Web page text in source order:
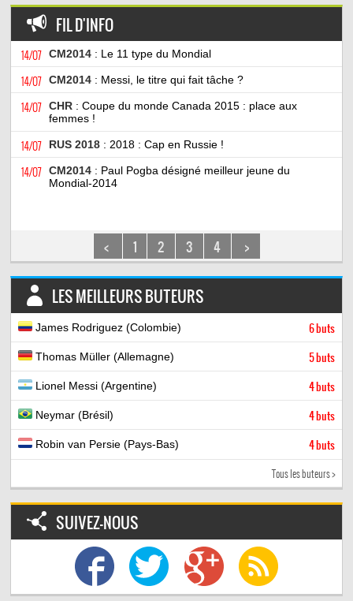
FIL D'INFO
14/07 CM2014 : Le 11 type du Mondial
14/07 CM2014 : Messi, le titre qui fait tâche ?
14/07 CHR : Coupe du monde Canada 2015 : place aux
femmes !
14/07 RUS 2018 : 2018 : Cap en Russie !
14/07 CM2014 : Paul Pogba désigné meilleur jeune du
Mondial-2014
< 1 2 3 4 >
LES MEILLEURS BUTEURS
James Rodriguez (Colombie) 6 buts
Thomas Müller (Allemagne) 5 buts
Lionel Messi (Argentine) 4 buts
Neymar (Brésil) 4 buts
Robin van Persie (Pays-Bas) 4 buts
Tous les buteurs >
SUIVEZ-NOUS